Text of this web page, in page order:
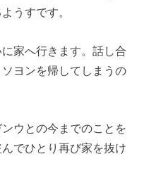
うすです。
家へ行きます。話し合
ヨンを帰してしまうの
ウとの今までのことを
でひとり再び家を抜け